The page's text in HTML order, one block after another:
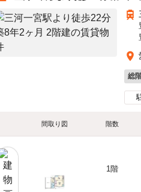
総
間取り図 階数
1階